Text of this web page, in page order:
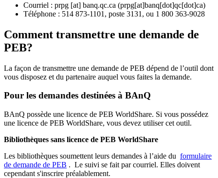
Courriel : prpg [at] banq.qc.ca (prpg[at]banq[dot]qc[dot]ca)
Téléphone : 514 873-1101, poste 3131, ou 1 800 363-9028
Comment transmettre une demande de
PEB?
La façon de transmettre une demande de PEB dépend de l’outil dont
vous disposez et du partenaire auquel vous faites la demande.
Pour les demandes destinées à BAnQ
BAnQ possède une licence de PEB WorldShare. Si vous possédez
une licence de PEB WorldShare, vous devez utiliser cet outil.
Bibliothèques sans licence de PEB WorldShare
Les bibliothèques soumettent leurs demandes à l’aide du formulaire
de demande de PEB . Le suivi se fait par courriel. Elles doivent
cependant s'inscrire préalablement.